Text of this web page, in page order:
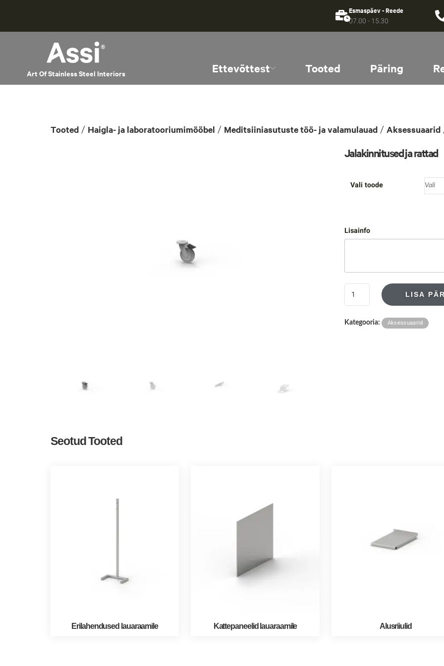
Esmaspäev - Reede
07.00 - 15.30
Art Of Stainless Steel Interiors Ettevõttest Tooted Päring
Tooted / Haigla- ja laboratooriumimööbel / Meditsiiniasutuste töö- ja valamulauad / Aksessuaarid
Jalakinnitused ja rattad
Vali toode
Lisainfo
LISA
Kategooria: Aksessuaarid
Seotud Tooted
Erilahendused lauaraamile Kattepaneelid lauaraamile Alusriiulid